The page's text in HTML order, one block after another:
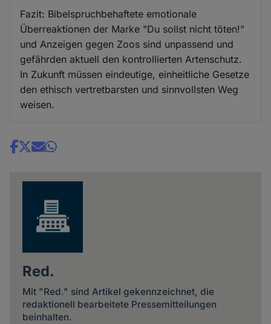
Fazit: Bibelspruchbehaftete emotionale
Überreaktionen der Marke "Du sollst nicht töten!"
und Anzeigen gegen Zoos sind unpassend und
gefährden aktuell den kontrollierten Artenschutz.
In Zukunft müssen eindeutige, einheitliche Gesetze
den ethisch vertretbarsten und sinnvollsten Weg
weisen.
Share
Red.
Mit "Red." sind Artikel gekennzeichnet, die
redaktionell bearbeitete Pressemitteilungen
beinhalten.